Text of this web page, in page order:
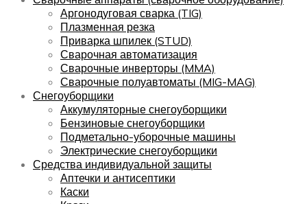
Аргонодуговая сварка (TIG)
Плазменная резка
Приварка шпилек (STUD)
Сварочная автоматизация
Сварочные инверторы (MMA)
Сварочные полуавтоматы (MIG-MAG)
Снегоуборщики
Аккумуляторные снегоуборщики
Бензиновые снегоуборщики
Подметально-уборочные машины
Электрические снегоуборщики
Средства индивидуальной защиты
Аптечки и антисептики
Каски